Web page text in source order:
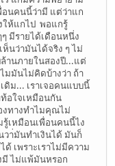
อนคนนี้ว่ามี แต่ว่าแก
ให้แกไป พอแกรู้
มีรายได้เดือนหนึ่ง
ห็นว่ามันได้จริง ๆ ไม่
านภายในสองปี...แต่
มมันไม่คิดบ้างว่า ถ้า
ม... เราเจอคนแบบนี้
อใจเหมือนกัน
งทางทำไมคุณไม่
รู้เหมือนเพื่อนคนนี้ไง
า่มันทำเงินได้ มันก็
เพราะเราไม่มีความ
มี ไม่แพ้มันหรอก